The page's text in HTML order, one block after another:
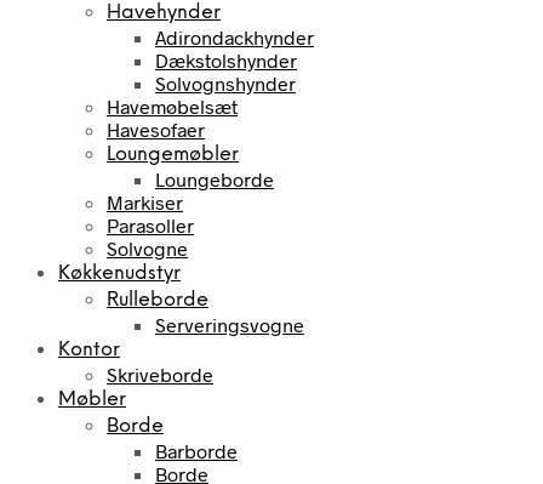
Havehynder
Adirondackhynder
Dækstolshynder
Solvognshynder
Havemøbelsæt
Havesofaer
Loungemøbler
Loungeborde
Markiser
Parasoller
Solvogne
Køkkenudstyr
Rulleborde
Serveringsvogne
Kontor
Skriveborde
Møbler
Borde
Barborde
Borde